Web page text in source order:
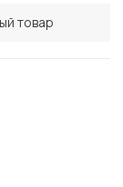
товар